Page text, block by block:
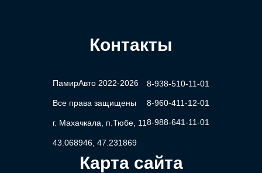
Контакты
ПамирАвто 2022-2026
Все права защищены
г. Махачкала, п.Тюбе, 11
43.068946, 47.231869
8-938-510-11-01
8-960-411-12-01
8-988-641-11-01
Карта сайта